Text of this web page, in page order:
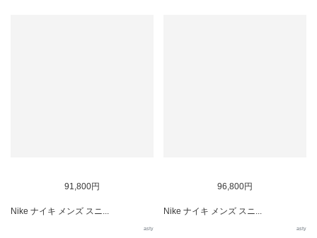
91,800円
Nike ナイキ メンズ スニ...
asty
96,800円
Nike ナイキ メンズ スニ...
asty